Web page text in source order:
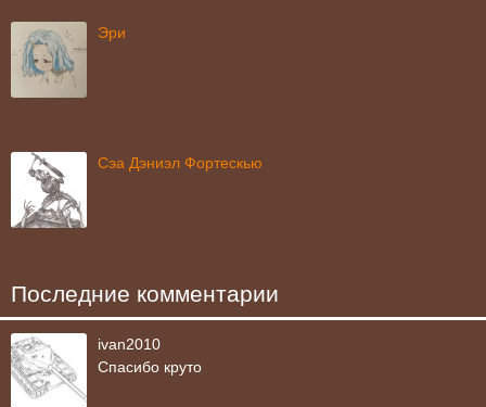
Эри
Сэа Дэниэл Фортескью
Последние комментарии
ivan2010
Спасибо круто